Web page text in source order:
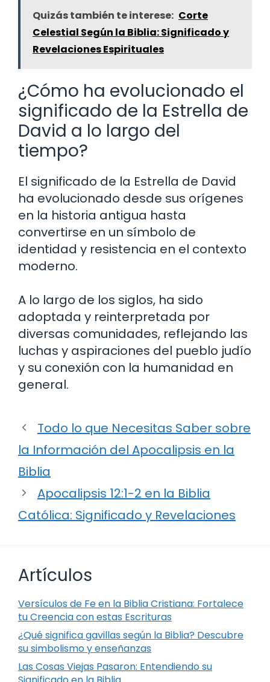
Quizás también te interese: Corte
Celestial Según la Biblia: Significado y
Revelaciones Espirituales
¿Cómo ha evolucionado el
significado de la Estrella de
David a lo largo del
tiempo?
El significado de la Estrella de David
ha evolucionado desde sus orígenes
en la historia antigua hasta
convertirse en un símbolo de
identidad y resistencia en el contexto
moderno.
A lo largo de los siglos, ha sido
adoptada y reinterpretada por
diversas comunidades, reflejando las
luchas y aspiraciones del pueblo judío
y su conexión con la humanidad en
general.
Todo lo que Necesitas Saber sobre
la Información del Apocalipsis en la
Biblia
Apocalipsis 12:1-2 en la Biblia
Católica: Significado y Revelaciones
Artículos
Versículos de Fe en la Biblia Cristiana: Fortalece
tu Creencia con estas Escrituras
¿Qué significa gavillas según la Biblia? Descubre
su simbolismo y enseñanzas
Las Cosas Viejas Pasaron: Entendiendo su